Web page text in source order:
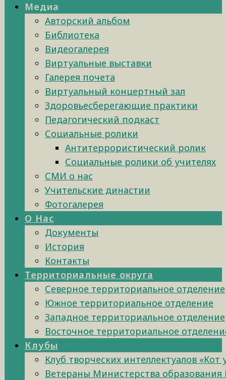
Медиа
Авторский альбом
Библиотека
Видеогалерея
Виртуальные выставки
Галерея почета
Виртуальный концертный зал
Здоровьесберегающие практики
Педагогический подкаст
Социальные ролики
Антитеррористический ролик
Социальные ролики об учителях
СМИ о нас
Учительские династии
Фотогалерея
О Нас
Документы
История
Контакты
Территориальные округа
Северное территориальное отделение
Южное территориальное отделение
Западное территориальное отделение
Восточное территориальное
Клубы
Клуб творческих интеллектуалов «Кот
Ветераны Министерства образования